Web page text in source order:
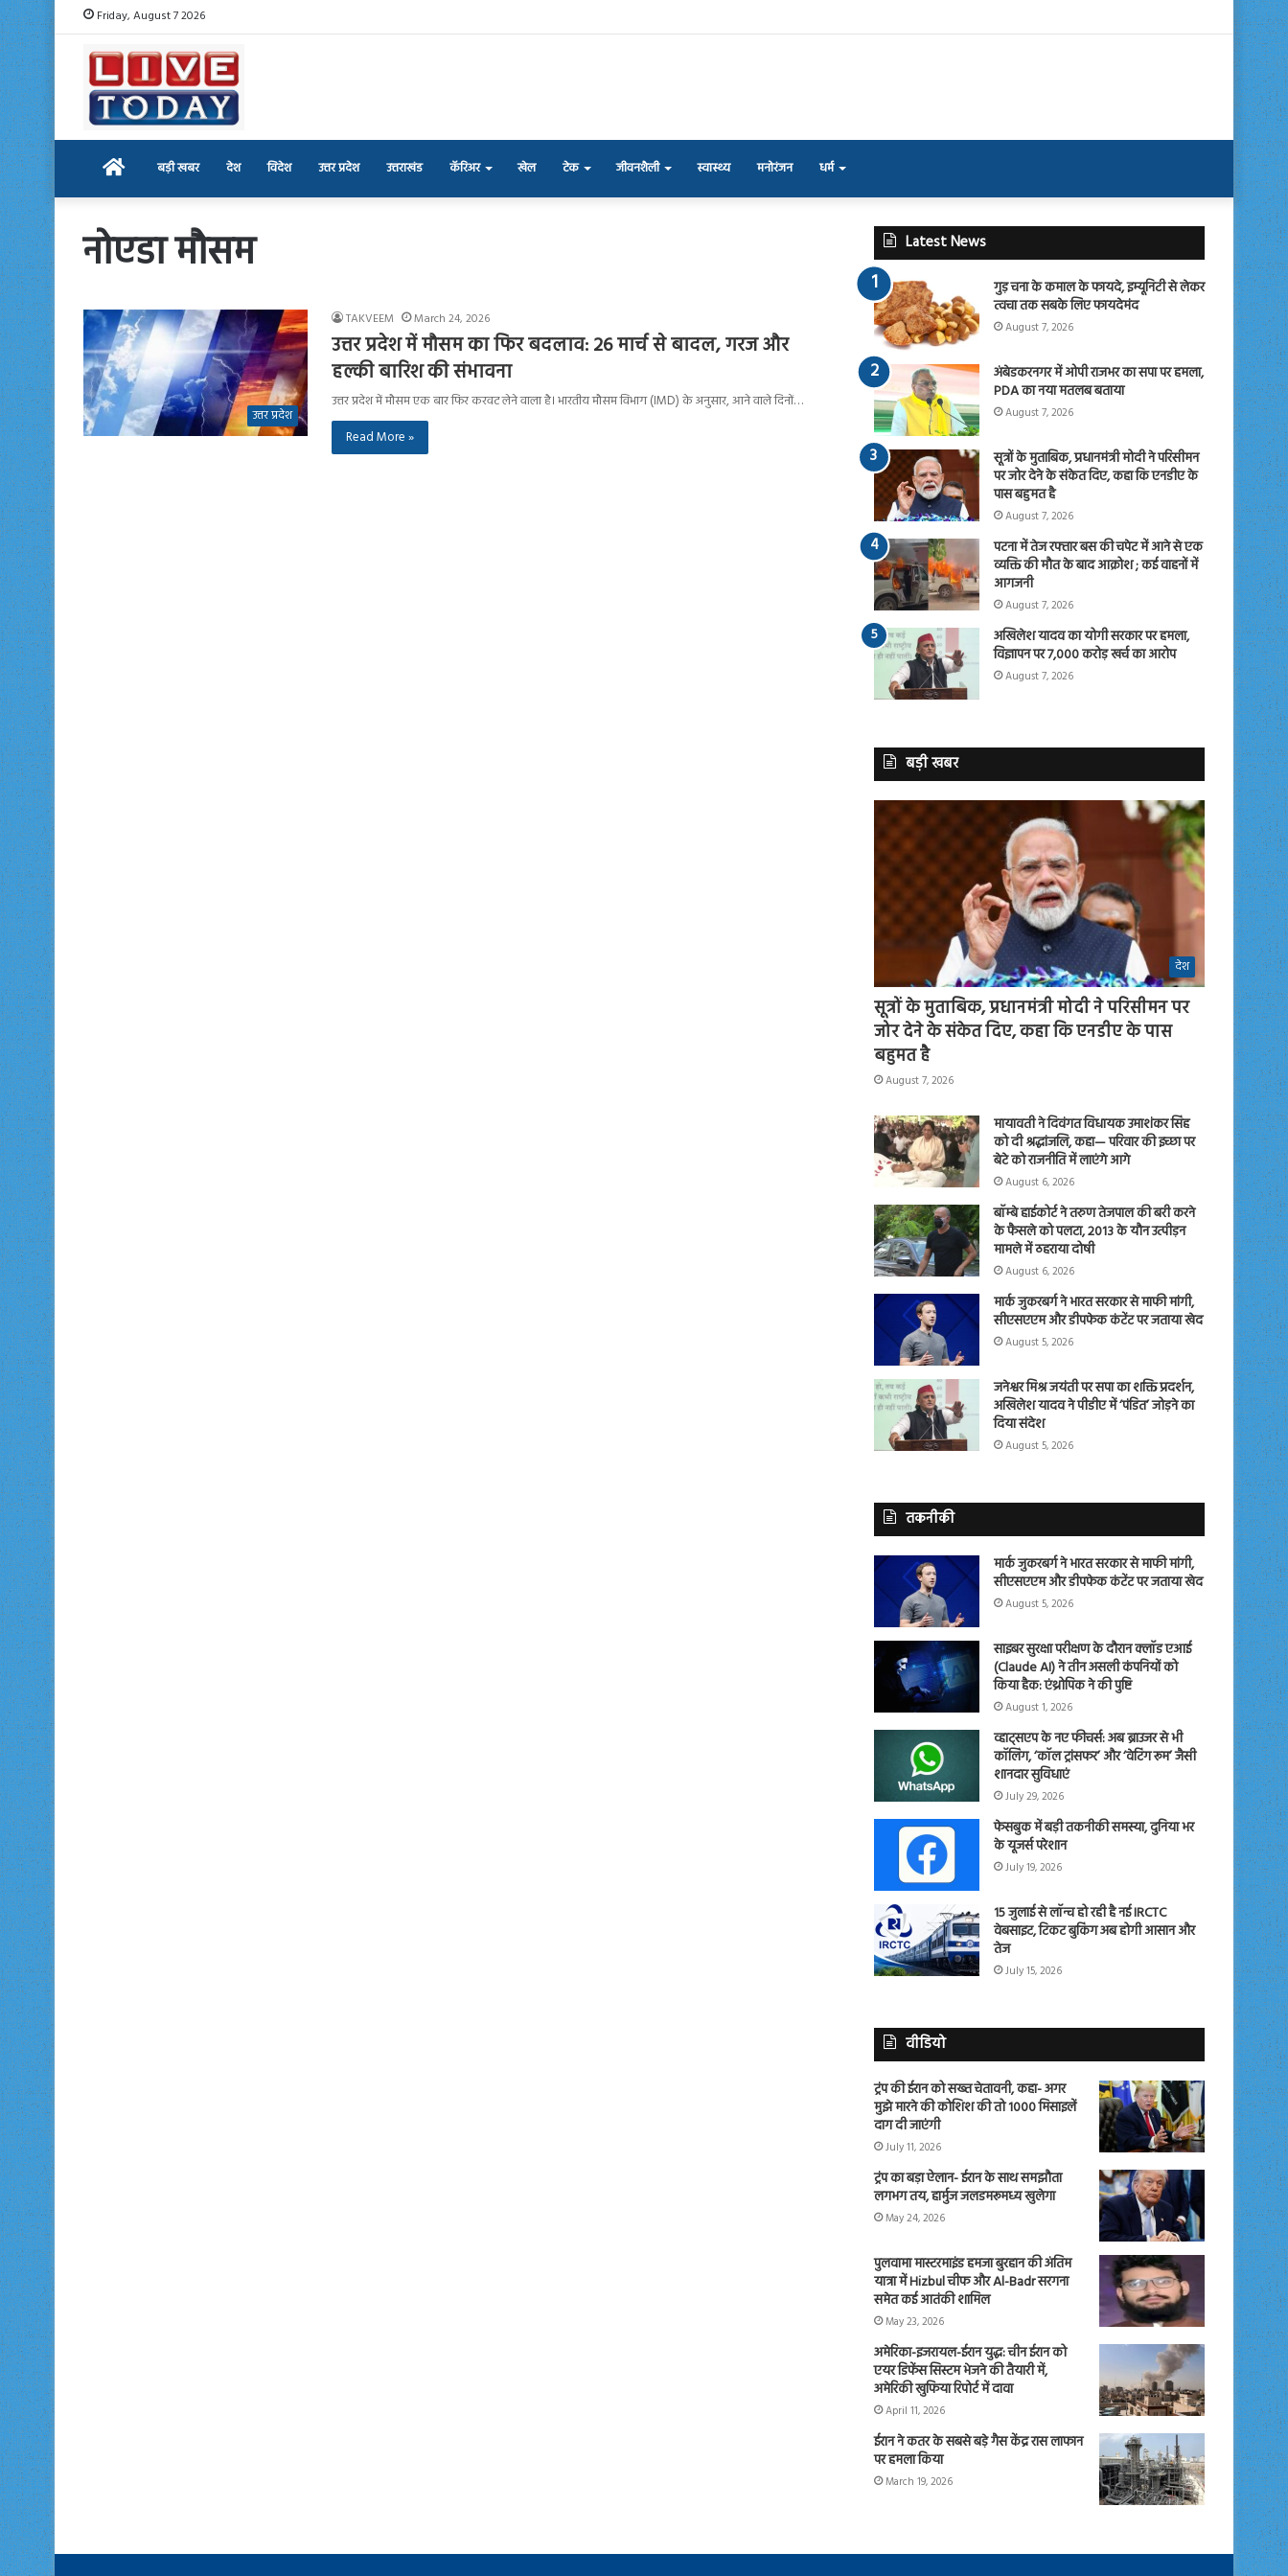
Friday, August 7 2026
Home बड़ी खबर देश विदेश उत्तर प्रदेश उत्तराखंड कॅरिअर खेल टेक जीवनशैली स्वास्थ्य मनोरंजन धर्म
नोएडा मौसम
उत्तर प्रदेश
TAKVEEM March 24, 2026
उत्तर प्रदेश में मौसम का फिर बदलाव: 26 मार्च से बादल, गरज और
हल्की बारिश की संभावना
उत्तर प्रदेश में मौसम एक बार फिर करवट लेने वाला है। भारतीय मौसम विभाग (IMD) के अनुसार, आने वाले दिनों…
Read More »
Latest News
गुड़ चना के कमाल के फायदे, इम्यूनिटी से लेकर
त्वचा तक सबके लिए फायदेमंद
August 7, 2026
अंबेडकरनगर में ओपी राजभर का सपा पर हमला,
PDA का नया मतलब बताया
August 7, 2026
सूत्रों के मुताबिक, प्रधानमंत्री मोदी ने परिसीमन
पर जोर देने के संकेत दिए, कहा कि एनडीए के
पास बहुमत है
August 7, 2026
पटना में तेज रफ्तार बस की चपेट में आने से एक
व्यक्ति की मौत के बाद आक्रोश ; कई वाहनों में
आगजनी
August 7, 2026
अखिलेश यादव का योगी सरकार पर हमला,
विज्ञापन पर 7,000 करोड़ खर्च का आरोप
August 7, 2026
बड़ी खबर
देश
सूत्रों के मुताबिक, प्रधानमंत्री मोदी ने परिसीमन पर
जोर देने के संकेत दिए, कहा कि एनडीए के पास
बहुमत है
August 7, 2026
मायावती ने दिवंगत विधायक उमाशंकर सिंह
को दी श्रद्धांजलि, कहा— परिवार की इच्छा पर
बेटे को राजनीति में लाएंगे आगे
August 6, 2026
बॉम्बे हाईकोर्ट ने तरुण तेजपाल की बरी करने
के फैसले को पलटा, 2013 के यौन उत्पीड़न
मामले में ठहराया दोषी
August 6, 2026
मार्क जुकरबर्ग ने भारत सरकार से माफी मांगी,
सीएसएएम और डीपफेक कंटेंट पर जताया खेद
August 5, 2026
जनेश्वर मिश्र जयंती पर सपा का शक्ति प्रदर्शन,
अखिलेश यादव ने पीडीए में ‘पंडित’ जोड़ने का
दिया संदेश
August 5, 2026
तकनीकी
मार्क जुकरबर्ग ने भारत सरकार से माफी मांगी,
सीएसएएम और डीपफेक कंटेंट पर जताया खेद
August 5, 2026
साइबर सुरक्षा परीक्षण के दौरान क्लॉड एआई
(Claude AI) ने तीन असली कंपनियों को
किया हैक: एंथ्रोपिक ने की पुष्टि
August 1, 2026
व्हाट्सएप के नए फीचर्स: अब ब्राउजर से भी
कॉलिंग, ‘कॉल ट्रांसफर’ और ‘वेटिंग रूम’ जैसी
शानदार सुविधाएं
July 29, 2026
फेसबुक में बड़ी तकनीकी समस्या, दुनिया भर
के यूजर्स परेशान
July 19, 2026
15 जुलाई से लॉन्च हो रही है नई IRCTC
वेबसाइट, टिकट बुकिंग अब होगी आसान और
तेज
July 15, 2026
वीडियो
ट्रंप की ईरान को सख्त चेतावनी, कहा- अगर
मुझे मारने की कोशिश की तो 1000 मिसाइलें
दाग दी जाएंगी
July 11, 2026
ट्रंप का बड़ा ऐलान- ईरान के साथ समझौता
लगभग तय, हार्मुज जलडमरूमध्य खुलेगा
May 24, 2026
पुलवामा मास्टरमाइंड हमजा बुरहान की अंतिम
यात्रा में Hizbul चीफ और Al-Badr सरगना
समेत कई आतंकी शामिल
May 23, 2026
अमेरिका-इजरायल-ईरान युद्ध: चीन ईरान को
एयर डिफेंस सिस्टम भेजने की तैयारी में,
अमेरिकी खुफिया रिपोर्ट में दावा
April 11, 2026
ईरान ने कतर के सबसे बड़े गैस केंद्र रास लाफान
पर हमला किया
March 19, 2026